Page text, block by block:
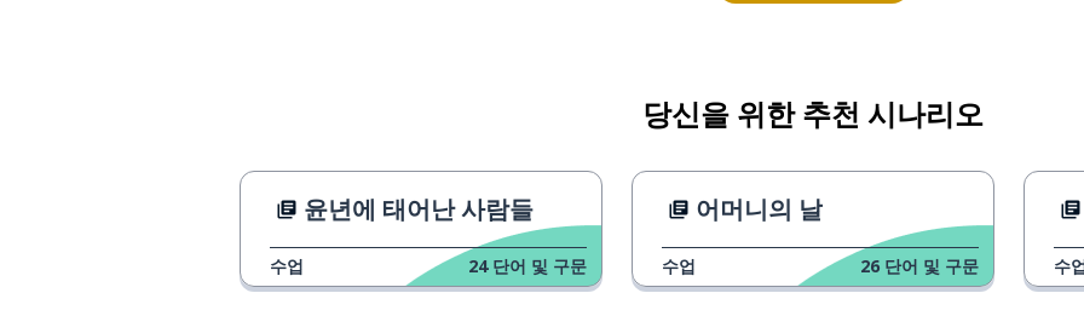
당신을 위한 추천 시나리오
윤년에 태어난 사람들
수업 24 단어 및 구문
어머니의 날
수업 26 단어 및 구문 수